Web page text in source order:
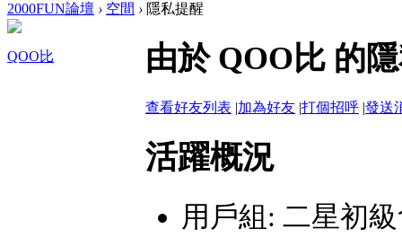
2000FUN論壇 › 空間 › 隱私提醒
QOO比 由於 QOO比 的
查看好友列表 |加為好友 |打個招呼 |發送
活躍概況
用戶組: 二星初